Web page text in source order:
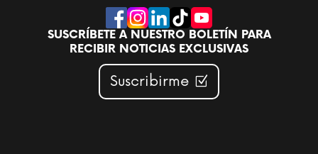
SUSCRÍBETE A NUESTRO BOLETÍN PARA
RECIBIR NOTICIAS EXCLUSIVAS
Suscribirme